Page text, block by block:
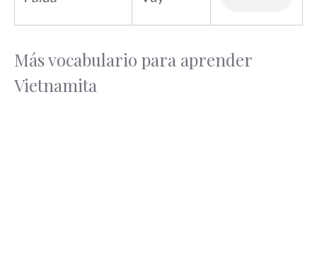
Más vocabulario para aprender
Vietnamita